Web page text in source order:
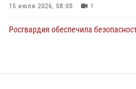
15 июля 2026, 08:00 1
Росгвардия обеспечила